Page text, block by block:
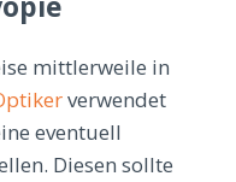
mittlerweile in
verwendet
eventuell
Diesen sollte